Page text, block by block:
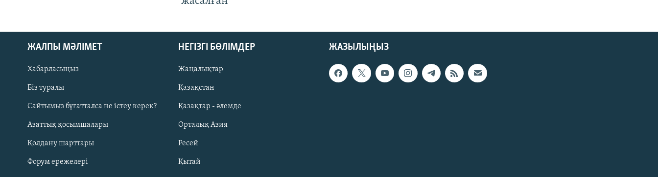
Русский
ЖАЗЫЛЫҢЫЗ
ЖАЗЫЛЫҢЫЗ
ЖАЛПЫ МӘЛІМЕТ
Хабарласыңыз
Біз туралы
Сайтымыз бұғатталса не істеу керек?
Азаттық қосымшалары
Қолдану шарттары
Форум ережелері
НЕГІЗГІ БӨЛІМДЕР
Жаңалықтар
Қазақстан
Қазақтар - әлемде
Орталық Азия
Ресей
Қытай